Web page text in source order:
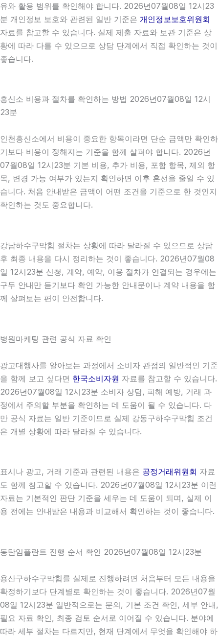
유와 활용 범위를 확인해야 합니다. 2026년07월08일 12시23
분 개인정보 보호와 관련된 일반 기준은 개인정보보호위원회
자료를 참고할 수 있습니다. 실제 제출 자료와 보관 기준은 상
황에 따라 다를 수 있으므로 상담 단계에서 직접 확인하는 것이
좋습니다.
흥신소 비용과 절차를 확인하는 방법 2026년07월08일 12시
23분
인천흥신소에서 비용이 중요한 항목이라면 단순 금액만 확인하
기보다 비용이 정해지는 기준을 함께 살펴야 합니다. 2026년
07월08일 12시23분 기본 비용, 추가 비용, 포함 항목, 제외 항
목, 변경 가능 여부가 있는지 확인하면 이후 혼선을 줄일 수 있
습니다. 처음 안내받은 금액이 어떤 조건을 기준으로 한 것인지
확인하는 것도 중요합니다.
강남하수구막힘 절차는 상황에 따라 달라질 수 있으므로 상담
후 최종 내용을 다시 정리하는 것이 좋습니다. 2026년07월08
일 12시23분 신청, 계약, 예약, 이용 절차가 연결되는 경우에는
구두 안내만 듣기보다 확인 가능한 안내문이나 계약 내용을 함
께 살펴보는 편이 안전합니다.
병원마케팅 관련 공식 자료 확인
광고대행사를 알아보는 과정에서 소비자 관점의 일반적인 기준
을 함께 보고 싶다면 한국소비자원 자료를 참고할 수 있습니다.
2026년07월08일 12시23분 소비자 상담, 피해 예방, 거래 과
정에서 주의할 부분을 확인하는 데 도움이 될 수 있습니다. 다
만 공식 자료는 일반 기준이므로 실제 강동구하수구막힘 조건
은 개별 상황에 따라 달라질 수 있습니다.
표시나 광고, 거래 기준과 관련된 내용은 공정거래위원회 자료
도 함께 참고할 수 있습니다. 2026년07월08일 12시23분 이런
자료는 기본적인 판단 기준을 세우는 데 도움이 되며, 실제 이
용 전에는 안내받은 내용과 비교해서 확인하는 것이 좋습니다.
동탄임플란트 진행 순서 확인 2026년07월08일 12시23분
용산구하수구막힘를 실제로 진행하려면 처음부터 모든 내용을
확정하기보다 단계별로 확인하는 것이 좋습니다. 2026년07월
08일 12시23분 일반적으로는 문의, 기본 조건 확인, 세부 안내,
필요 자료 확인, 최종 검토 순서로 이어질 수 있습니다. 분야에
따라 세부 절차는 다르지만, 현재 단계에서 무엇을 확인해야 하